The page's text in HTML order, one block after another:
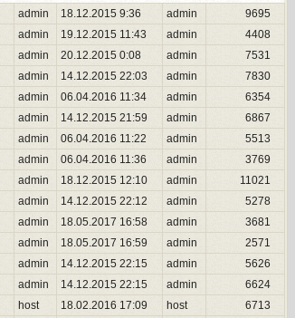
admin 18.12.2015 9:36 admin
9695
admin 19.12.2015 11:43 admin
4408
admin 20.12.2015 0:08 admin
7531
admin 14.12.2015 22:03 admin
7830
admin 06.04.2016 11:34 admin
6354
admin 14.12.2015 21:59 admin
6867
admin 06.04.2016 11:22 admin
5513
admin 06.04.2016 11:36 admin
3769
admin 18.12.2015 12:10 admin
11021
admin 14.12.2015 22:12 admin
5278
admin 18.05.2017 16:58 admin
3681
admin 18.05.2017 16:59 admin
2571
admin 14.12.2015 22:15 admin
5626
admin 14.12.2015 22:15 admin
6624
host 18.02.2016 17:09 host
6713